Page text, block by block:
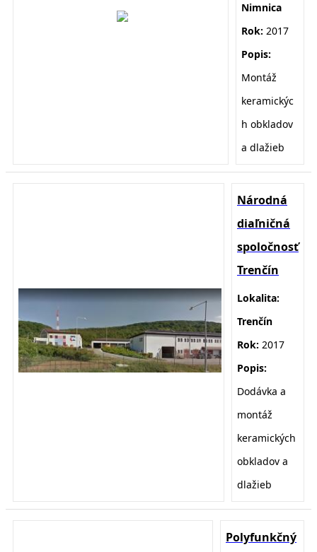
Nimnica
Rok: 2017
Popis:
Montáž
keramickýc
h obkladov
a dlažieb
Národná
diaľničná
spoločnosť
Trenčín
Lokalita:
Trenčín
Rok: 2017
Popis:
Dodávka a
montáž
keramických
obkladov a
dlažieb
Polyfunkčný